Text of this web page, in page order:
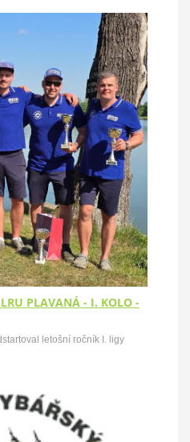
PLAVANÁ - I. KOLO -
letošní ročník I. ligy